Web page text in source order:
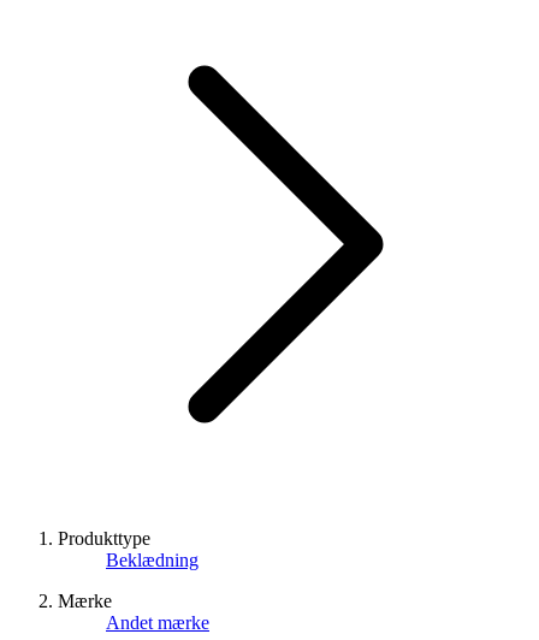
Produkttype
Beklædning
Mærke
Andet mærke